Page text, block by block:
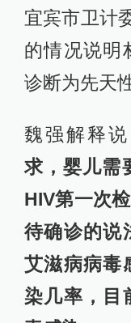
宜宾市卫计
的情况说明
诊断为先天
魏强解释
求，婴儿需
HIV第一次
待确诊的说
艾滋病病毒
染几率，目